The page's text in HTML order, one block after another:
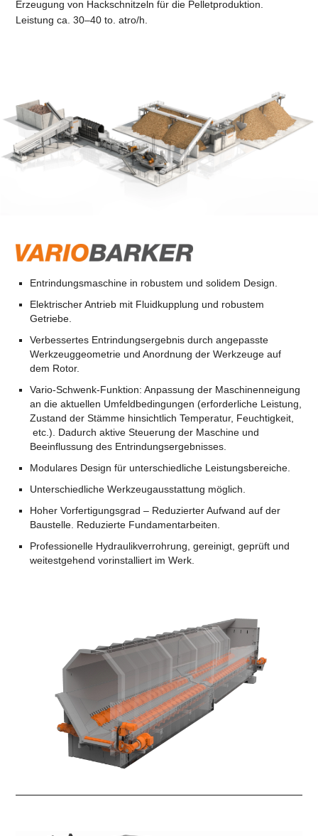
Erzeugung von Hackschnitzeln für die Pelletproduktion.
Leistung ca. 30–40 to. atro/h.
Entrindungsmaschine in robustem und solidem Design.
Elektrischer Antrieb mit Fluidkupplung und robustem
Getriebe.
Verbessertes Entrindungsergebnis durch angepasste
Werkzeuggeometrie und Anordnung der Werkzeuge auf
dem Rotor.
Vario-Schwenk-Funktion: Anpassung der Maschinenneigung
an die aktuellen Umfeldbedingungen (erforderliche Leistung,
Zustand der Stämme hinsichtlich Temperatur, Feuchtigkeit,
etc.). Dadurch aktive Steuerung der Maschine und
Beeinflussung des Entrindungsergebnisses.
Modulares Design für unterschiedliche Leistungsbereiche.
Unterschiedliche Werkzeugausstattung möglich.
Hoher Vorfertigungsgrad – Reduzierter Aufwand auf der
Baustelle. Reduzierte Fundamentarbeiten.
Professionelle Hydraulikverrohrung, gereinigt, geprüft und
weitestgehend vorinstalliert im Werk.